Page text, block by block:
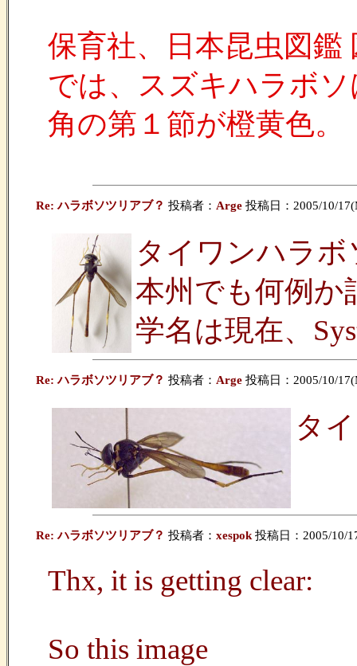
保育社、日本昆虫図
では、スズキハラボ
角の第１節が橙黄色。
Re: ハラボソツリアブ？ 投稿者： Arge 投稿日：2005/10/
タイワンハラ
本州でも何例か
学名は現在、
Re: ハラボソツリアブ？ 投稿者： Arge 投稿日：2005/10/
タ
Re: ハラボソツリアブ？ 投稿者： xespok 投稿日：2005/10/
Thx, it is getting clear:
So this image